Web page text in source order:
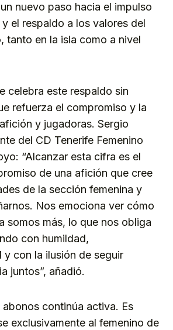
nuevo paso hacia el impulso
el respaldo a los valores del
tanto en la isla como a nivel
celebra este respaldo sin
refuerza el compromiso y la
y jugadoras. Sergio
del CD Tenerife Femenino
“Alcanzar esta cifra es el
de una afición que cree
de la sección femenina y
Nos emociona ver cómo
somos más, lo que nos obliga
con humildad,
y con la ilusión de seguir
juntos”, añadió.
abonos continúa activa. Es
exclusivamente al femenino de